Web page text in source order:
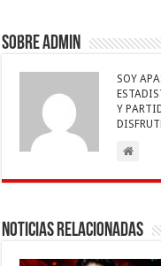
Sobre admin
SOY
Y
Noticias Relacionadas